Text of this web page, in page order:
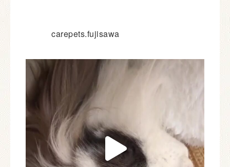
carepets.fujisawa